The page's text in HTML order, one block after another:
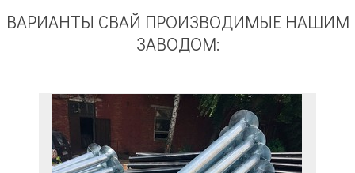
ВАРИАНТЫ СВАЙ ПРОИЗВОДИМЫЕ НАШИМ
ЗАВОДОМ: